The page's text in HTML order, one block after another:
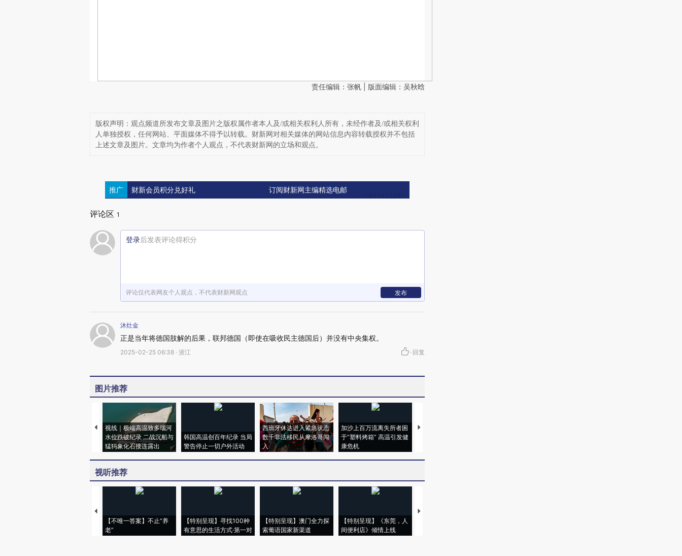
责任编辑：张帆 | 版面编辑：吴秋晗
版权声明：观点频道所发布文章及图片之版权属作者本人及/或相关权利人所有，未经作者及/或相关权利
人单独授权，任何网站、平面媒体不得予以转载。财新网对相关媒体的网站信息内容转载授权并不包括
上述文章及图片。文章均为作者个人观点，不代表财新网的立场和观点。
推广 财新会员积分兑好礼 订阅财新网主编精选电邮
评论区 1
登录后发表评论得积分
评论仅代表网友个人观点，不代表财新网观点 发布
沐灶金
正是当年将德国肢解的后果，联邦德国（即使在吸收民主德国后）并没有中央集权。
2025-02-25 06:38 · 浙江 · 回复
图片推荐
视线｜极端高温致多瑙河
水位跌破纪录 二战沉船与
猛犸象化石接连露出
韩国高温创百年纪录 当局
警告停止一切户外活动
西班牙休达进入紧急状态
数千非法移民从摩洛哥闯
入
加沙上百万流离失所者困
于“塑料烤箱” 高温引发健
康危机
马航飞行员跨国走私7万
视听推荐
【不唯一答案】不止“养
老”
【特别呈现】寻找100种
有意思的生活方式·第一对
【特别呈现】澳门全力探
索葡语国家新渠道
【特别呈现】《东莞，人
间便利店》倾情上线
【推广】走进第四届链博